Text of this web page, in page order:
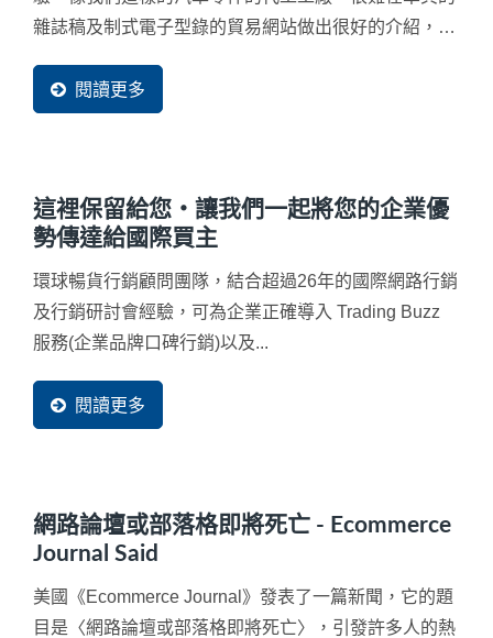
雜誌稿及制式電子型錄的貿易網站做出很好的介紹，也
經過環球(暢貨)的專業協助，立即將我們的優勢表現出
來，讓買主很容易就可以看出差異，大幅度提升客戶信
閱讀更多
這裡保留給您‧讓我們一起將您的企業優
勢傳達給國際買主
環球暢貨行銷顧問團隊，結合超過26年的國際網路行銷
及行銷研討會經驗，可為企業正確導入 Trading Buzz
服務(企業品牌口碑行銷)以及...
閱讀更多
網路論壇或部落格即將死亡 - Ecommerce
Journal Said
美國《Ecommerce Journal》發表了一篇新聞，它的題
目是〈網路論壇或部落格即將死亡〉，引發許多人的熱